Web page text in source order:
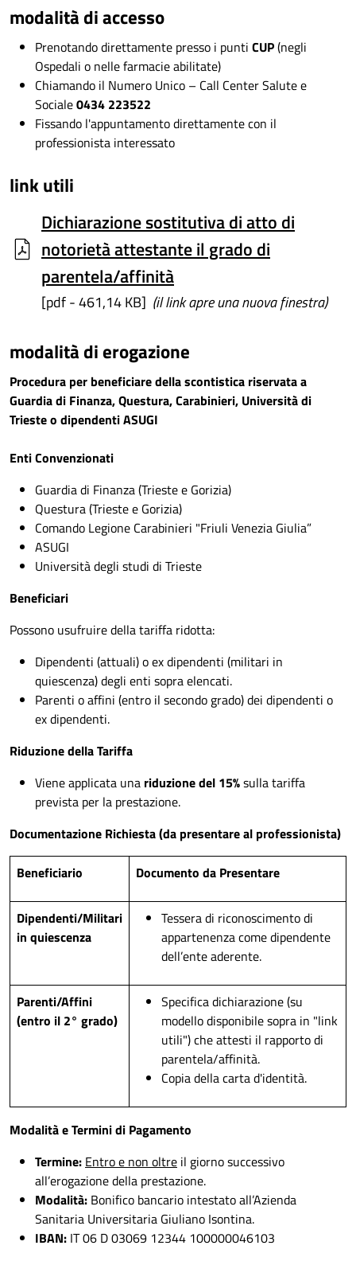
modalità di accesso
Prenotando direttamente presso i punti CUP(negli
Ospedali o nelle farmacie abilitate)
Chiamando il Numero Unico – Call Center Salute e
Sociale0434 223522
Fissando l'appuntamento direttamente con il
professionista interessato
link utili
Dichiarazione sostitutiva di atto di
notorietà attestante il grado di
parentela/affinità
[pdf - 461,14 KB] (il link apre una nuova finestra)
modalità di erogazione
Procedura per beneficiare della scontistica riservata a
Guardia di Finanza, Questura, Carabinieri, Università di
Trieste o dipendenti ASUGI
Enti Convenzionati
Guardia di Finanza (Trieste e Gorizia)
Questura (Trieste e Gorizia)
Comando Legione Carabinieri "Friuli Venezia Giulia”
ASUGI
Università degli studi di Trieste
Beneficiari
Possono usufruire della tariffa ridotta:
Dipendenti (attuali) o ex dipendenti (militari in
quiescenza) degli enti sopra elencati.
Parenti o affini (entro il secondo grado) dei dipendenti o
ex dipendenti.
Riduzione della Tariffa
Viene applicata una riduzione del 15%sulla tariffa
prevista per la prestazione.
Documentazione Richiesta (da presentare al professionista)
Beneficiario Documento da Presentare
Dipendenti/Militari
in quiescenza
Tessera di riconoscimento di
appartenenza come dipendente
dell’ente aderente.
Parenti/Affini
(entro il 2° grado)
Specifica dichiarazione (su
modello disponibile sopra in "link
utili") che attesti il rapporto di
parentela/affinità.
Copia della carta d'identità.
Modalità e Termini di Pagamento
Termine: Entro e non oltre il giorno successivo
all’erogazione della prestazione.
Modalità: Bonifico bancario intestato all’Azienda
Sanitaria Universitaria Giuliano Isontina.
IBAN: IT 06 D 03069 12344 100000046103